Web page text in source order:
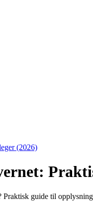
(2026)
guide til